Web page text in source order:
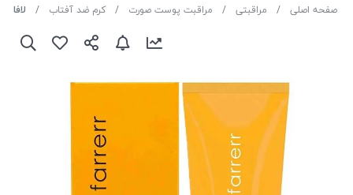
صفحه اصلی مراقبتی مراقبت پوست صورت کرم ضد آفتاب لافارر